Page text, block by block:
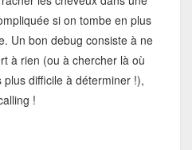
si on tombe en plus
Un bon debug consiste à ne
à rien (ou à chercher là où
difficile à déterminer !),
!